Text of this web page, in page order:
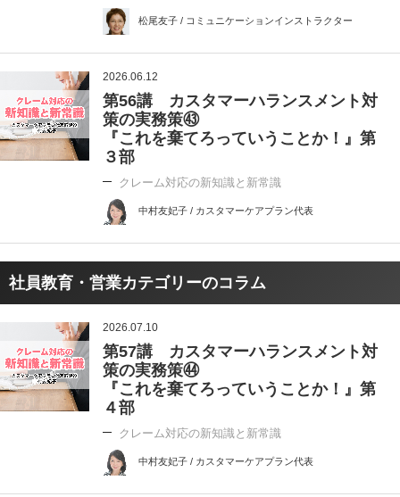
松尾友子 / コミュニケーションインストラクター
2026.06.12
第56講 カスタマーハランスメント対
策の実務策㊸
『これを棄てろっていうことか！』第
３部
クレーム対応の新知識と新常識
中村友妃子 / カスタマーケアプラン代表
社員教育・営業カテゴリーのコラム
2026.07.10
第57講 カスタマーハランスメント対
策の実務策㊹
『これを棄てろっていうことか！』第
４部
クレーム対応の新知識と新常識
中村友妃子 / カスタマーケアプラン代表